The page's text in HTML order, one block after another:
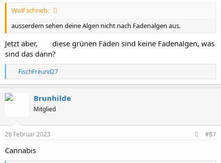
Wolf schrieb:
ausserdem sehen deine Algen nicht nach Fadenalgen aus.
Jetzt aber,
diese grünen Fäden sind keine Fadenalgen, was
sind das dann?
R
e
a
n
e
:
FischFreund27
Brunhilde
Mitglied
26 Februar 2023 #87
Cannabis